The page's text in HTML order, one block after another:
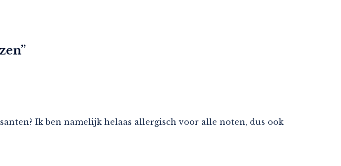
”
Ik ben namelijk helaas allergisch voor alle noten, dus ook